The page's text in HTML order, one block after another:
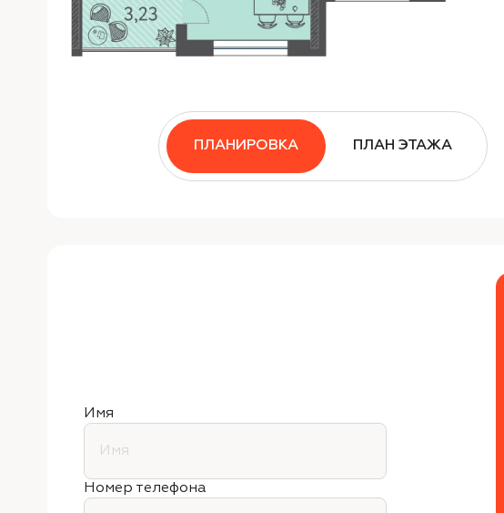
ПЛАНИРОВКА ПЛАН ЭТАЖА
Имя
Номер телефона